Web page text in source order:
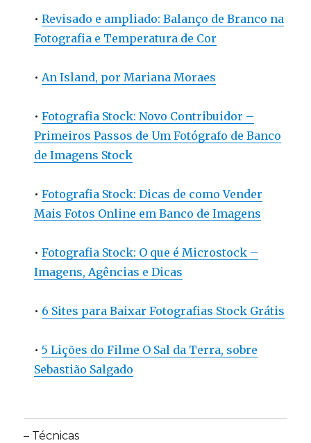
•Revisado e ampliado: Balanço de Branco na
Fotografia e Temperatura de Cor
•An Island, por Mariana Moraes
•Fotografia Stock: Novo Contribuidor –
Primeiros Passos de Um Fotógrafo de Banco
de Imagens Stock
•Fotografia Stock: Dicas de como Vender
Mais Fotos Online em Banco de Imagens
•Fotografia Stock: O que é Microstock –
Imagens, Agências e Dicas
• 6 Sites para Baixar Fotografias Stock Grátis
•5 Lições do Filme O Sal da Terra, sobre
Sebastião Salgado
– Técnicas